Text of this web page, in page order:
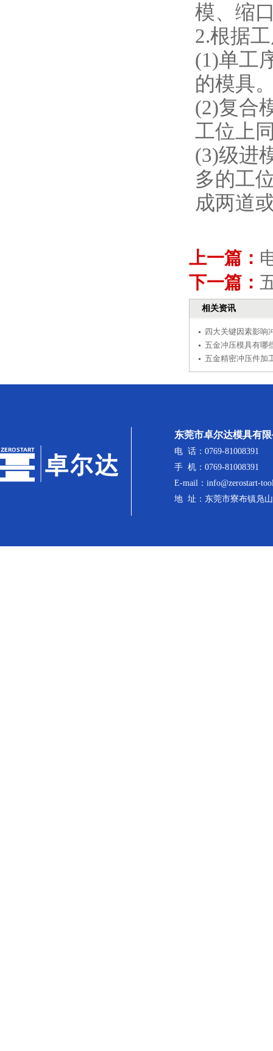
模、缩
2.根据
(1)单工
的模具
(2)复合
工位上
(3)级进
多的工
成两道
上一篇：
下一篇：
相关资讯
四大关键因素影响
五金冲压模具有哪
五金精密冲压件加
东莞市卓尔达模具有
电 话：0769-81008391
手 机：0769-81008391
E-mail：info@zerostart-
地 址：东莞市寮布镇凫